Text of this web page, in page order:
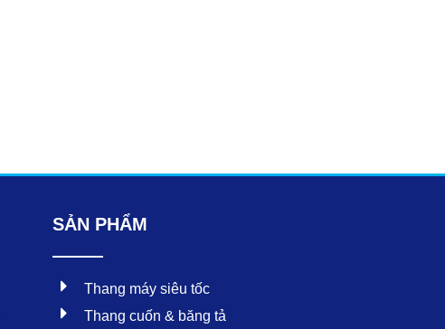
SẢN PHẨM
Thang máy siêu tốc
Thang cuốn & băng tả